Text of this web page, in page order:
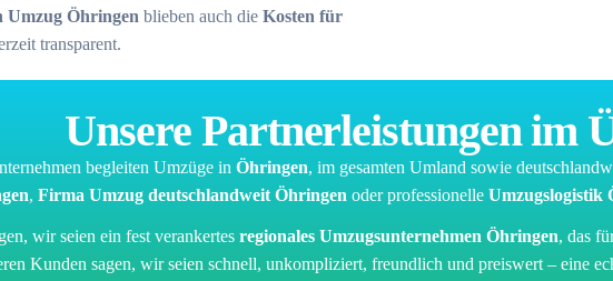
Öhringen blieben auch die Kosten für
transparent.
Unsere Partnerleistungen im
begleiten Umzüge in Öhringen, im gesamten Umland sowie
, Firma Umzug deutschlandweit Öhringen oder professionelle Umzugslogistik
wir seien ein fest verankertes regionales Umzugsunternehmen Öhringen, das
Kunden sagen, wir seien schnell, unkompliziert, freundlich und preiswert – eine